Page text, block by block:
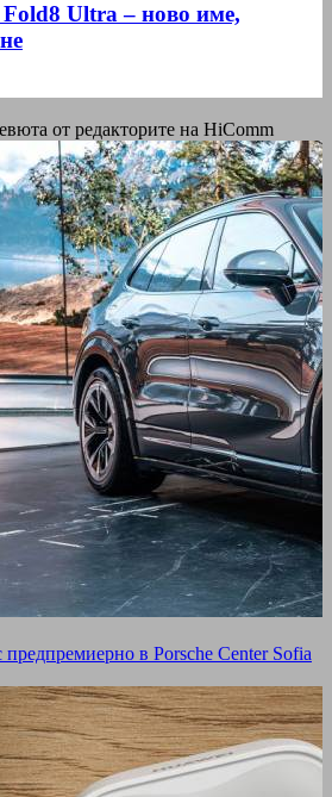
Ultra – ново име,
от редакторите на HiComm
в Porsche Center Sofia